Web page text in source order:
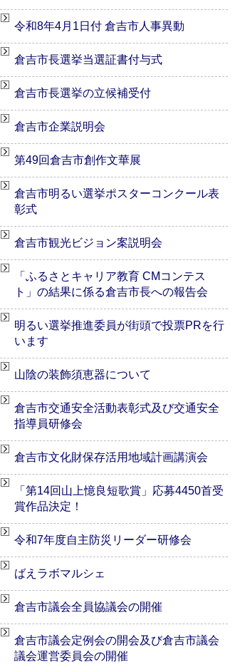
令和8年4月1日付 倉吉市人事異動
倉吉市長選挙当選証書付与式
倉吉市長選挙の立候補受付
倉吉市企業説明会
第49回倉吉市創作文華展
倉吉市明るい選挙ポスターコンクール表
彰式
倉吉市観光ビジョン案説明会
「ふるさとキャリア教育 CMコンテス
ト」の結果に係る倉吉市長への報告会
明るい選挙推進委員が街頭で投票PRを行
います
山陰の装飾須恵器について
倉吉市交通安全活動表彰式及び交通安全
指導員研修会
倉吉市文化財保存活用地域計画講演会
「第14回山上憶良短歌賞」応募4450首受
賞作品決定！
令和7年度自主防災リーダー研修会
ばえラボマルシェ
倉吉市議会全員協議会の開催
倉吉市議会定例会の開会及び倉吉市議会
議会運営委員会の開催